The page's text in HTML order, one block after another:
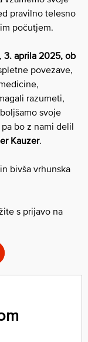
pravilno telesno
počutjem.
3. aprila 2025, ob
povezave,
razumeti,
svoje
bo z nami delil
Kauzer.
bivša vrhunska
s prijavo na